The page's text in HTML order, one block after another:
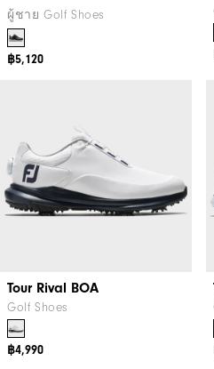
ผู้ชาย Golf Shoes
฿5,120
Tour Rival BOA
Golf Shoes
฿4,990